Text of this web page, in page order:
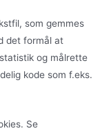
som gemmes
det formål at
og målrette
kode som f.eks.
Se